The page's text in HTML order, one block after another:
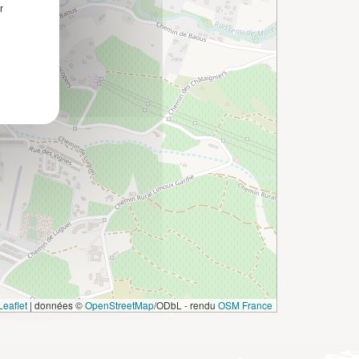
| données ©OpenStreetMap/ODbL - rendu OSM France